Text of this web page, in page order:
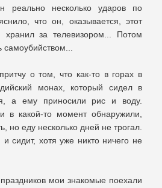
реально несколько ударов по
что он, оказывается, этот
хранил за телевизором... Потом
о том, что как-то в горах в
монах, который сидел в
а ему приносили рис и воду.
в какой-то момент обнаружили,
но еду несколько дней не трогал.
сидит, хотя уже никто ничего не
мои знакомые поехали